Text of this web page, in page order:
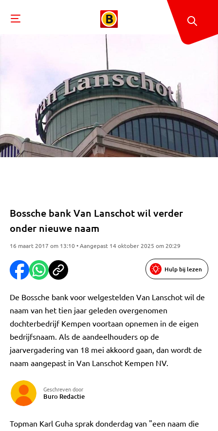
Bossche bank Van Lanschot wil verder
onder nieuwe naam
16 maart 2017 om 13:10 • Aangepast 14 oktober 2025 om 20:29
Hulp bij lezen
De Bossche bank voor welgestelden Van Lanschot wil de
naam van het tien jaar geleden overgenomen
dochterbedrijf Kempen voortaan opnemen in de eigen
bedrijfsnaam. Als de aandeelhouders op de
jaarvergadering van 18 mei akkoord gaan, dan wordt de
naam aangepast in Van Lanschot Kempen NV.
Geschreven door
Buro Redactie
Topman Karl Guha sprak donderdag van "een naam die